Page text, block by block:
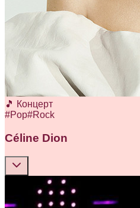
🎵 Концерт
#Pop#Rock
Céline Dion